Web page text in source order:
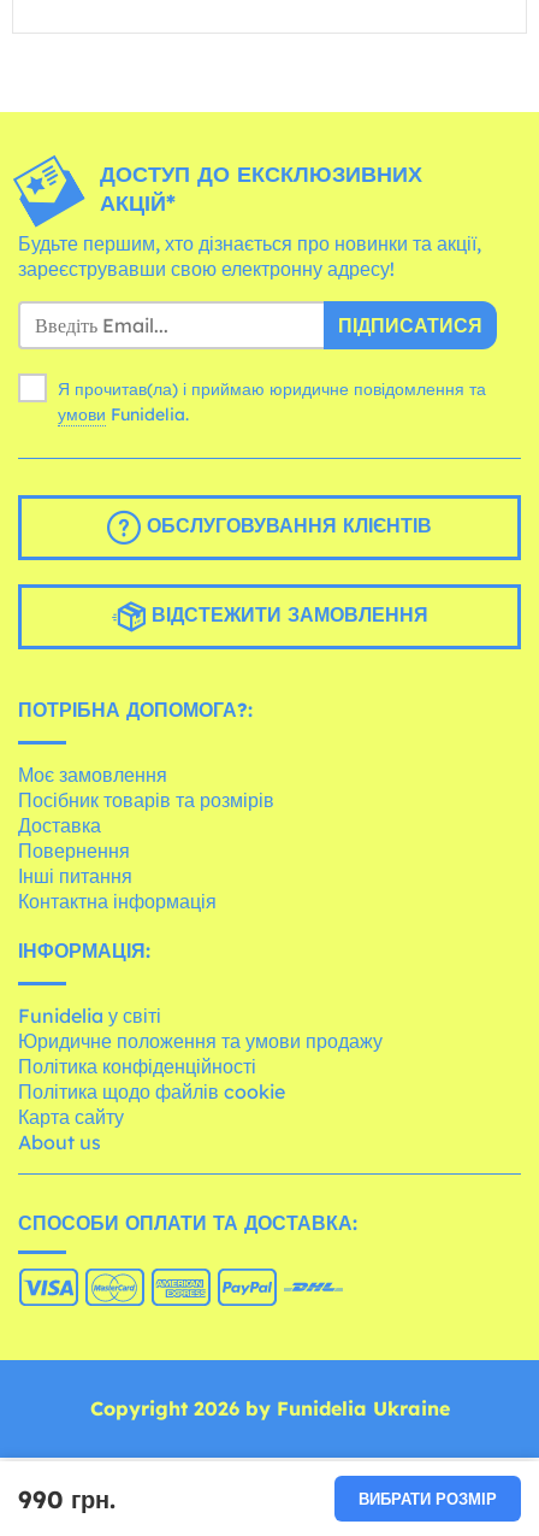
990 грн. ВИБРАТИ РОЗМІР
ДОСТУП ДО ЕКСКЛЮЗИВНИХ
АКЦІЙ*
Будьте першим, хто дізнається про новинки та акції,
зареєструвавши свою електронну адресу!
ПІДПИСАТИСЯ
Я прочитав(ла) і приймаю юридичне повідомлення та
умови Funidelia.
ОБСЛУГОВУВАННЯ КЛІЄНТІВ
ВІДСТЕЖИТИ ЗАМОВЛЕННЯ
ПОТРІБНА ДОПОМОГА?:
Моє замовлення
Посібник товарів та розмірів
Доставка
Повернення
Інші питання
Контактна інформація
ІНФОРМАЦІЯ:
Funidelia у світі
Юридичне положення та умови продажу
Політика конфіденційності
Політика щодо файлів cookie
Карта сайту
About us
СПОСОБИ ОПЛАТИ ТА ДОСТАВКА:
Copyright 2026 by Funidelia Ukraine